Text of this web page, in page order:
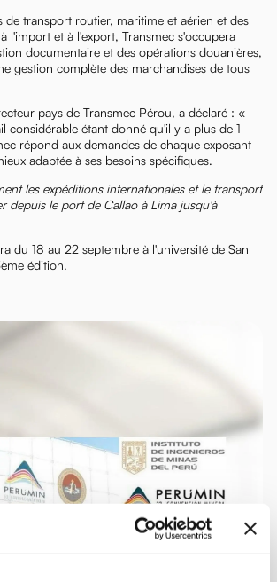
de transport routier, maritime et aérien et des
l'import et à l'export, Transmec s'occupera
documentaire et des opérations douanières,
gestion complète des marchandises de tous
pays de Transmec Pérou, a déclaré : «
considérable étant donné qu'il y a plus de 1
répond aux demandes de chaque exposant
adaptée à ses besoins spécifiques.
les expéditions internationales et le transport
depuis le port de Callao à Lima jusqu'à
du 18 au 22 septembre à l'université de San
édition.